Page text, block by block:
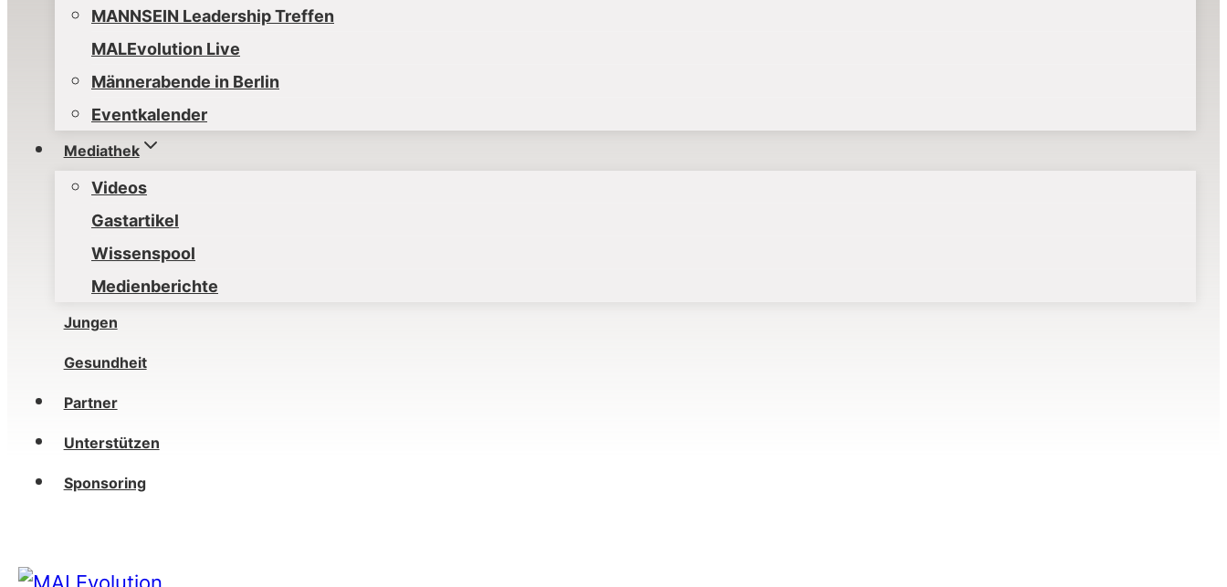
MANNSEIN Leadership Treffen
MALEvolution Live
Männerabende in Berlin
Eventkalender
Mediathek
Videos
Gastartikel
Wissenspool
Medienberichte
Jungen
Gesundheit
Partner
Unterstützen
Sponsoring